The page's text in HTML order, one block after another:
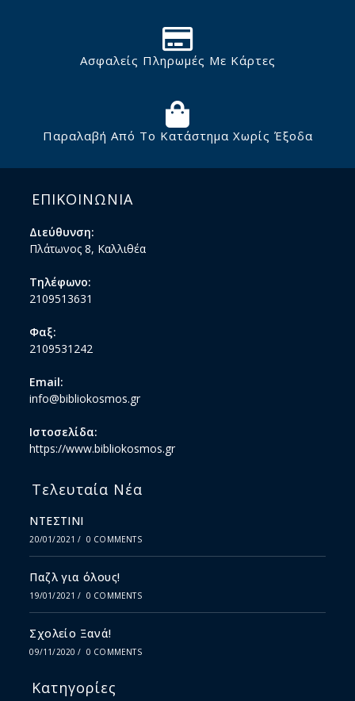
Ασφαλείς Πληρωμές Με Κάρτες
Παραλαβή Από Το Κατάστημα Χωρίς Έξοδα
ΕΠΙΚΟΙΝΩΝΙΑ
Διεύθυνση:
Πλάτωνος 8, Καλλιθέα
Τηλέφωνο:
2109513631
Φαξ:
2109531242
Email:
info@bibliokosmos.gr
Ιστοσελίδα:
https://www.bibliokosmos.gr
Τελευταία Νέα
ΝΤΕΣΤΙΝΙ
20/01/2021 / 0 COMMENTS
Παζλ για όλους!
19/01/2021 / 0 COMMENTS
Σχολείο Ξανά!
09/11/2020 / 0 COMMENTS
Κατηγορίες